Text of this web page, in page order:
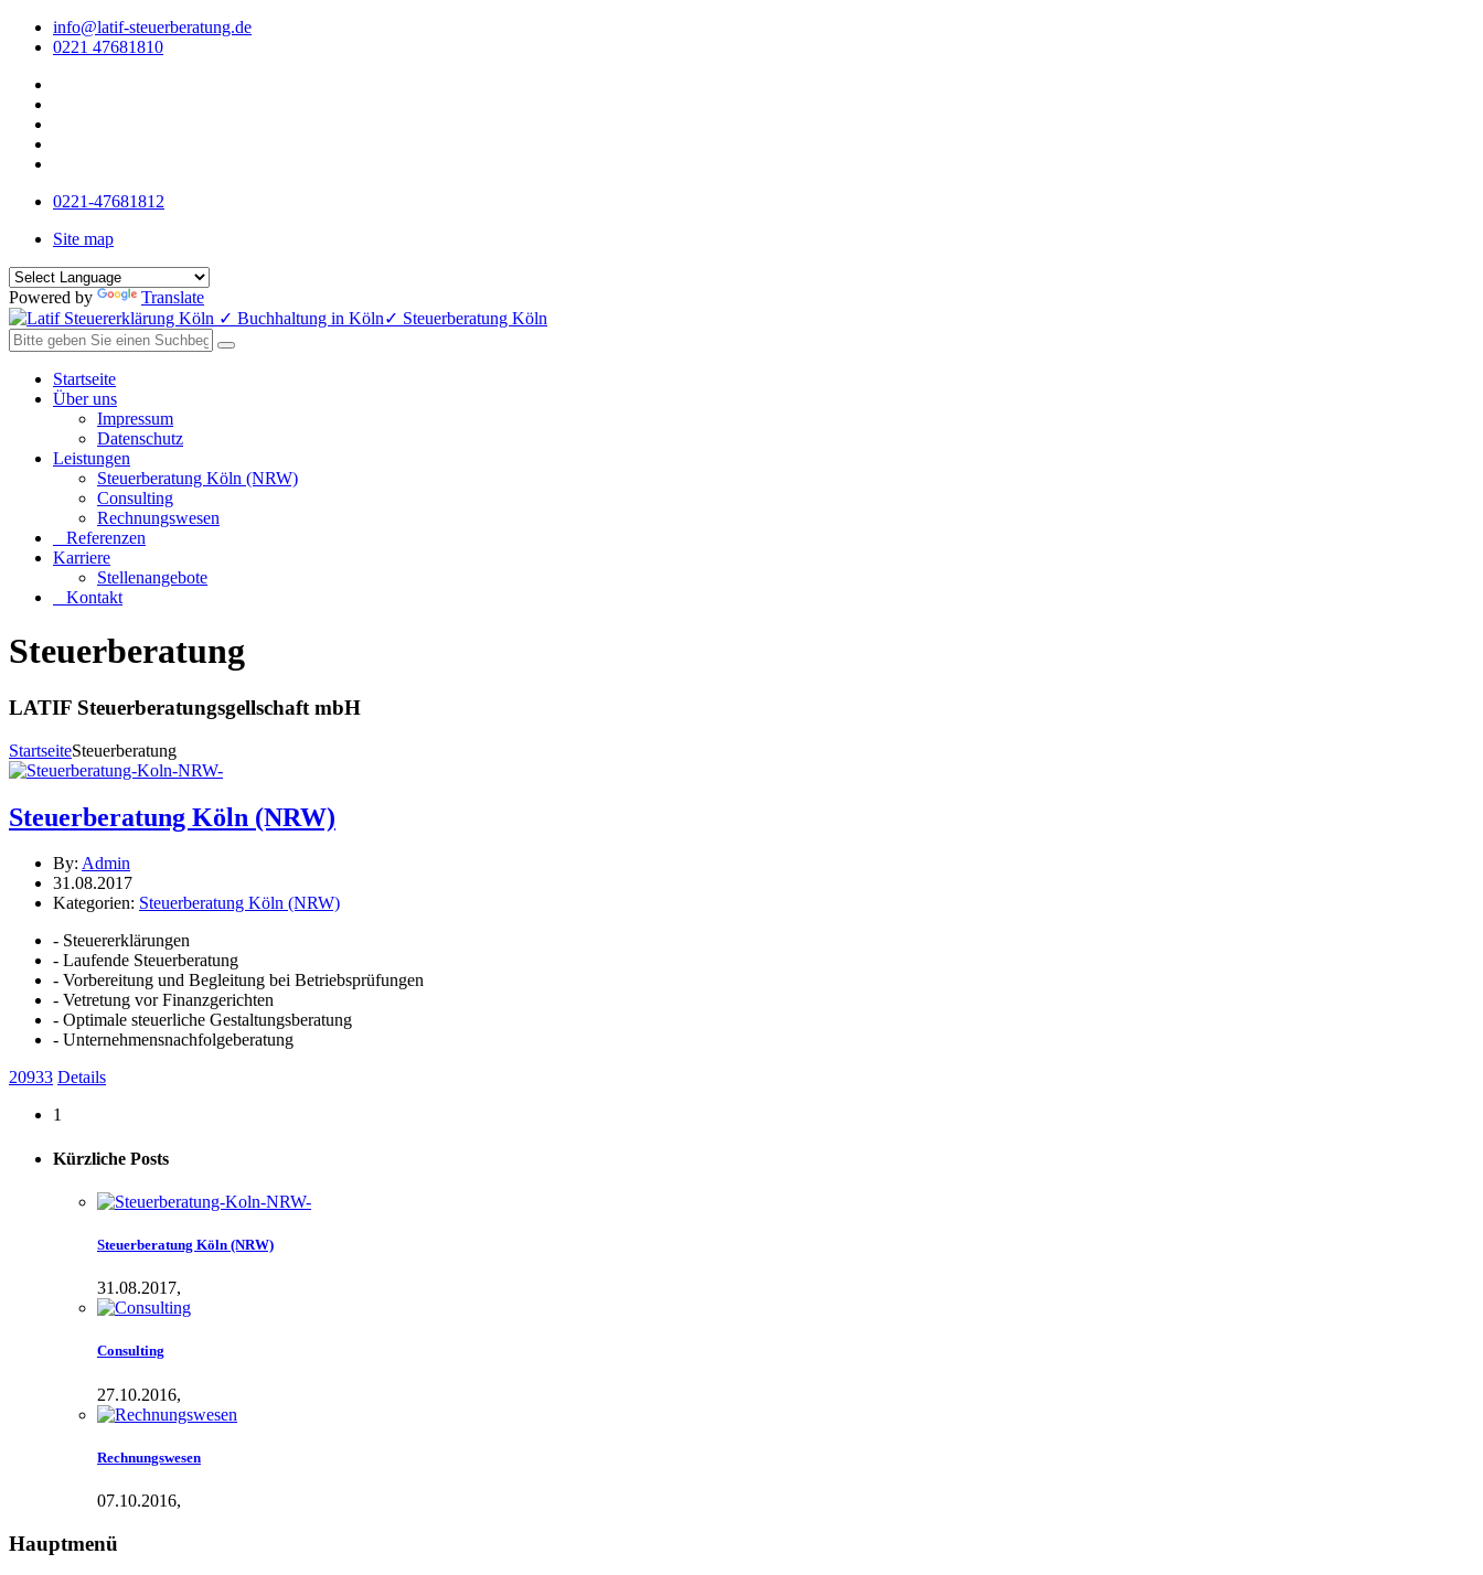
info@latif-steuerberatung.de
0221 47681810
0221-47681812
Site map
Powered by Translate
Startseite
Über uns
Impressum
Datenschutz
Leistungen
Steuerberatung Köln (NRW)
Consulting
Rechnungswesen
Referenzen
Karriere
Stellenangebote
Kontakt
Steuerberatung
LATIF Steuerberatungsgellschaft mbH
StartseiteSteuerberatung
Steuerberatung Köln (NRW)
By: Admin
31.08.2017
Kategorien: Steuerberatung Köln (NRW)
- Steuererklärungen
- Laufende Steuerberatung
- Vorbereitung und Begleitung bei Betriebsprüfungen
- Vetretung vor Finanzgerichten
- Optimale steuerliche Gestaltungsberatung
- Unternehmensnachfolgeberatung
20933 Details
1
Kürzliche Posts
Steuerberatung Köln (NRW)
31.08.2017,
Consulting
27.10.2016,
Rechnungswesen
07.10.2016,
Hauptmenü